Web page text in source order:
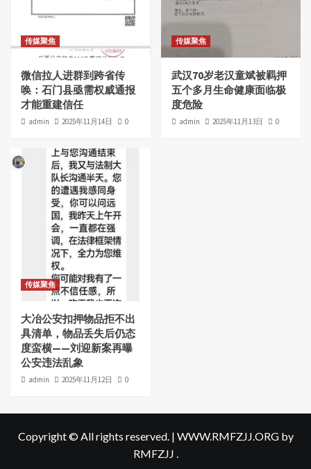
传媒聚焦
微信拉人进群到跨省传
唤：石门县亟需权威通报
才能重建信任
admin 2025年11月14日 0
传媒聚焦
武汉70岁老汉童斌被羁押
五个多月生命健康面临极
度危险
admin 2025年11月13日 0
传媒聚焦
大冶公安扣押物品拒不出
具清单，物品丢失后仍态
度蛮横——刘迎新案再曝
公安违法乱象
admin 2025年11月12日 0
Copyright © All rights reserved. | WWW.RMFZJJ.ORGby
RMFZJJ .